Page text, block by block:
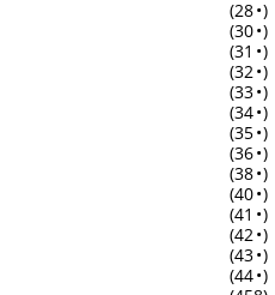
(28•)
(30•)
(31 •)
(32•)
(33•)
(34•)
(35•)
(36•)
(38•)
(40•)
(41 •)
(42•)
(43•)
(44•)